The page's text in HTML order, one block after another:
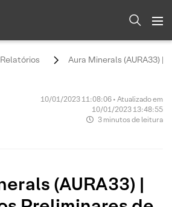
Relatórios Aura Minerals (AURA33) |
10/01/2023 11:08:06 • Atualizado em
10/01/2023 13:48:55
3 minutos de leitura
(AURA33) |